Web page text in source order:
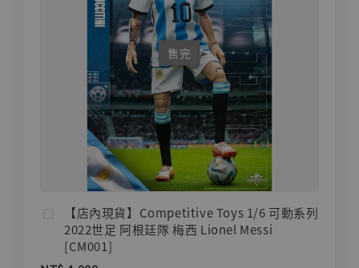
售完
【店內現貨】Competitive Toys 1/6 可動系列
2022世足 阿根廷隊 梅西 Lionel Messi
[CM001]